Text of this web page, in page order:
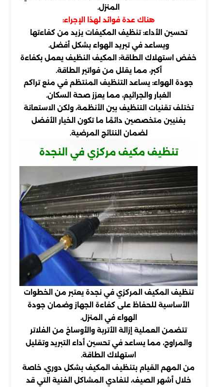
المنزل.
هناك عدة فوائد لهذا الإجراء:
تحسين الأداء: تنظيف المكيفات يزيد من كفاءتها
ويساعد في تبريد الهواء بشكل أفضل.
خفض استهلاك الطاقة: المكيف النظيف يعمل بكفاءة
أكبر، مما يقلل من فواتير الطاقة.
جودة الهواء: يساعد التنظيف المنتظم في منع تراكم
الغبار والجراثيم، مما يعزز صحة السكان.
تختلف تقنيات التنظيف بين الأنظمة، ولكن الاستعانة
بفنيين متخصصين دائمًا ما تكون الخيار الأفضل
لضمان النتائج المرضية.
تنظيف مكيف مركزي في النجدة
تنظيف المكيف المركزي في نجدة يعتبر من الخطوات
الأساسية للحفاظ على كفاءة الجهاز وضمان جودة
الهواء في المنزل.
تتضمن العملية إزالة الأتربة والأوساخ من الفلاتر
والمراوح، مما يساعد في تحسين أداء التبريد وتقليل
استهلاك الطاقة.
من المهم القيام بتنظيف المكيف بشكل دوري، خاصة
خلال أشهر الصيف، لتفادي المشاكل الفنية التي قد